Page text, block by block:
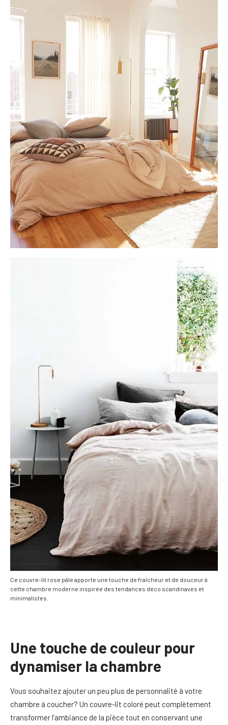
Ce couvre-lit rose pâle apporte une touche de fraîcheur et de douceur à
cette chambre moderne inspirée des tendances déco scandinaves et
minimalistes.
Une touche de couleur pour
dynamiser la chambre
Vous souhaitez ajouter un peu plus de personnalité à votre
chambre à coucher? Un couvre-lit coloré peut complètement
transformer l’ambiance de la pièce tout en conservant une